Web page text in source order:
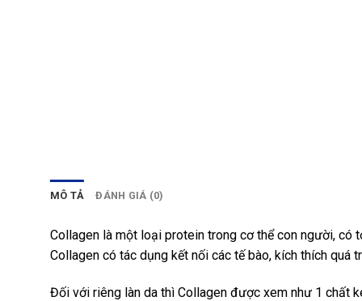
MÔ TẢ ĐÁNH GIÁ (0)
Collagen là một loại protein trong cơ thể con người, có
Collagen có tác dụng kết nối các tế bào, kích thích quá
Đối với riêng làn da thì Collagen được xem như 1 chất